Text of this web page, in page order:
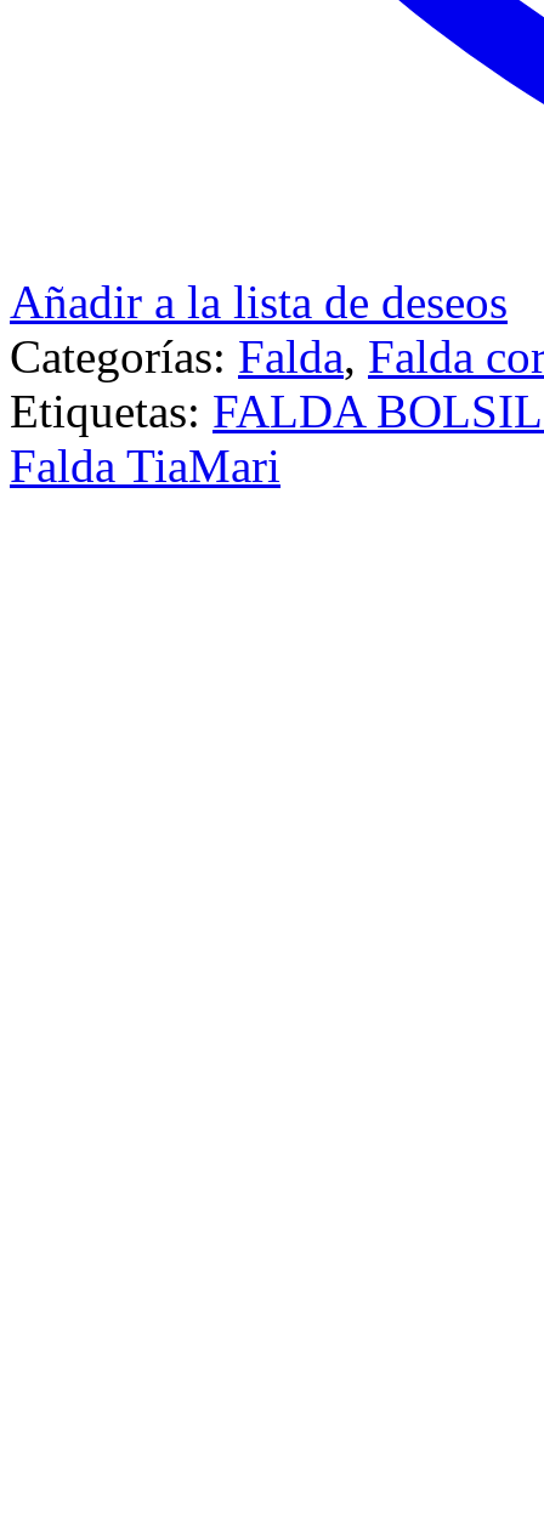
Añadir a la lista de deseos
Categorías: Falda, Falda
Etiquetas: FALDA
Falda TiaMari